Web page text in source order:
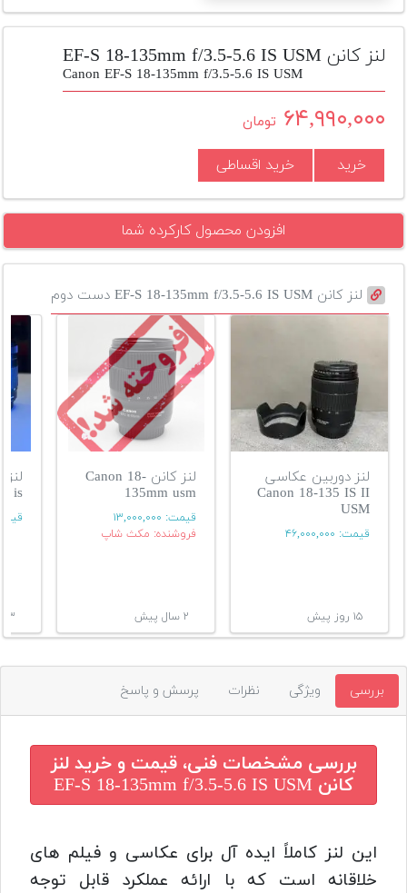
تجهیزات
مکث
پلاس
محصول
دست
دوربین
بله
لنز کانن EF-S 18-135mm f/3.5-5.6 IS USM
Canon EF-S 18-135mm f/3.5-5.6 IS USM
۶۴,۹۹۰,۰۰۰ تومان
خرید خرید اقساطی
افزودن محصول کارکرده شما
لنز کانن EF-S 18-135mm f/3.5-5.6 IS USM دست دوم
لنز دوربین عکاسی
Canon 18-135 IS II
USM
قیمت: ۴۶,۰۰۰,۰۰۰
۱۵ روز پیش
لنز کانن Canon 18-
135mm usm
قیمت: ۱۳,۰۰۰,۰۰۰
فروشنده: مکث شاپ
۲ سال پیش
is
۳ سال پیش
بررسی ویژگی نظرات پرسش و پاسخ
بررسی مشخصات فنی، قیمت و خریدلنز
کانن EF-S 18-135mm f/3.5-5.6 IS USM
این لنز کاملاً ایده آل برای عکاسی و فیلم های
خلاقانه است که با ارائه عملکرد قابل توجه